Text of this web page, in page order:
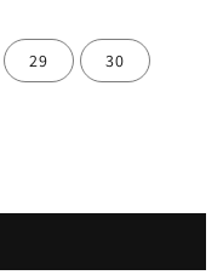
29 30